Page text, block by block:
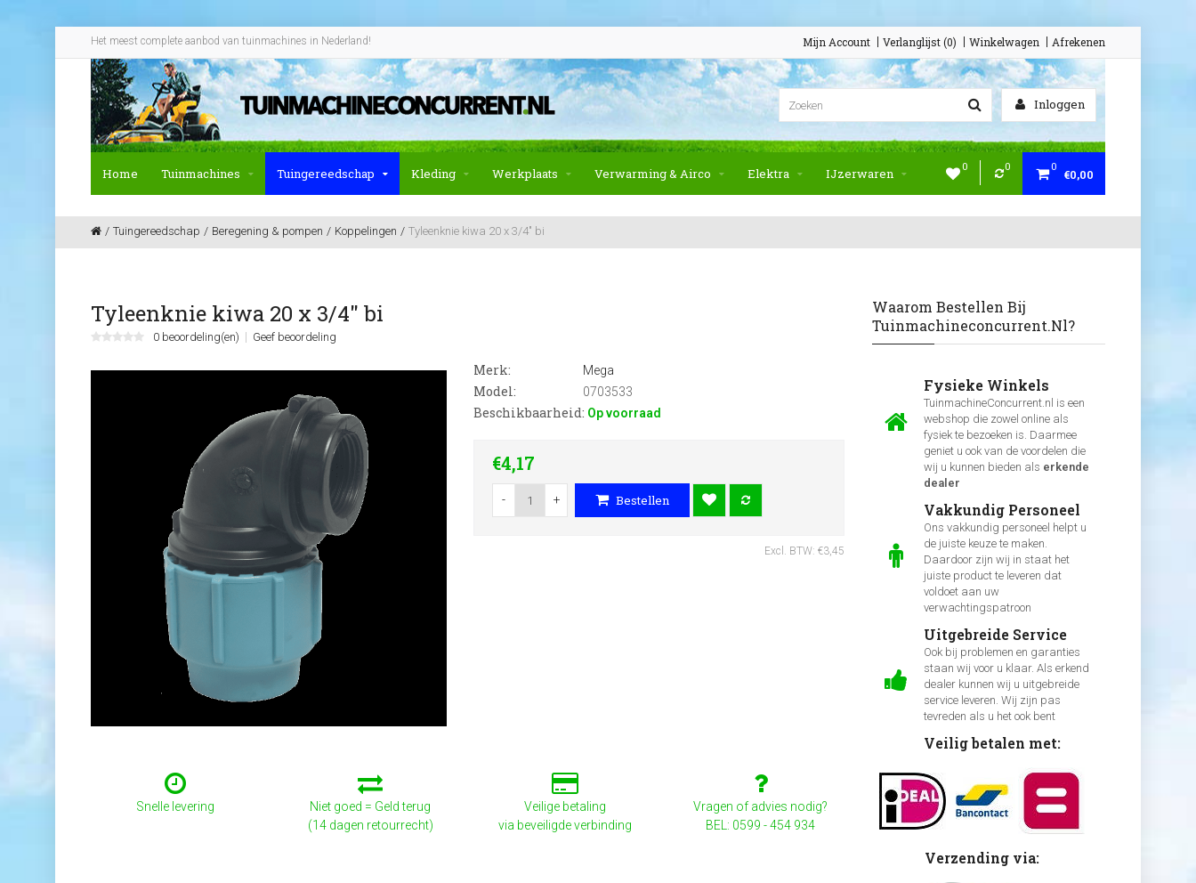
Het meest complete aanbod van tuinmachines in Nederland! Mijn Account Verlanglijst (0) Winkelwagen Afrekenen
Inloggen
0 0 0
€0,00
Home Tuinmachines Tuingereedschap Kleding Werkplaats Verwarming & Airco Elektra IJzerwaren
Tuingereedschap Beregening & pompen Koppelingen Tyleenknie kiwa 20 x 3/4" bi
Tyleenknie kiwa 20 x 3/4" bi
0 beoordeling(en) Geef beoordeling
Merk: Mega
Model: 0703533
Beschikbaarheid: Op voorraad
€4,17
- + Bestellen
Excl. BTW: €3,45
Snelle levering
Niet goed = Geld terug
(14 dagen retourrecht)
Veilige betaling
via beveiligde verbinding
Vragen of advies nodig?
BEL: 0599 - 454 934
Waarom Bestellen Bij
Tuinmachineconcurrent.nl?
Fysieke Winkels
TuinmachineConcurrent.nl is een
webshop die zowel online als
fysiek te bezoeken is. Daarmee
geniet u ook van de voordelen die
wij u kunnen bieden als erkende
dealer
Vakkundig Personeel
Ons vakkundig personeel helpt u
de juiste keuze te maken.
Daardoor zijn wij in staat het
juiste product te leveren dat
voldoet aan uw
verwachtingspatroon
Uitgebreide Service
Ook bij problemen en garanties
staan wij voor u klaar. Als erkend
dealer kunnen wij u uitgebreide
service leveren. Wij zijn pas
tevreden als u het ook bent
Veilig betalen met:
Verzending via: